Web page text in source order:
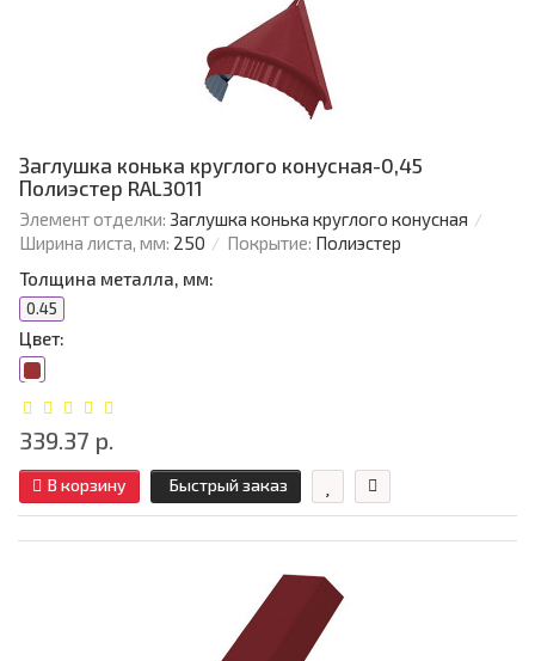
Заглушка конька круглого конусная-0,45
Полиэстер RAL3011
Элемент отделки: Заглушка конька круглого конусная
Ширина листа, мм: 250 Покрытие: Полиэстер
Толщина металла, мм:
0.45
Цвет:
339.37 р.
В корзину Быстрый заказ